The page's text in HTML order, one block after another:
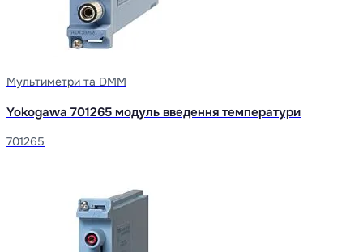
Мультиметри та DMM
Yokogawa 701265 модуль введення температури
701265